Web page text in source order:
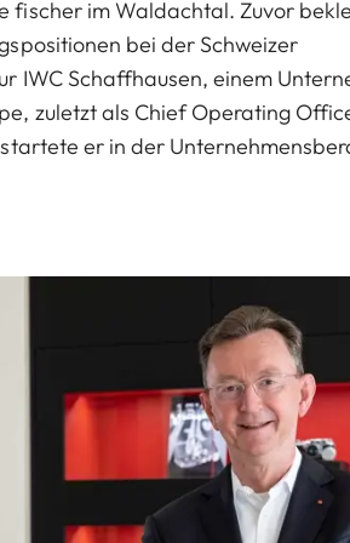
fischer im Waldachtal. Zuvor
bei der Schweizer
IWC Schaffhausen, einem
zuletzt als Chief Operating
er in der